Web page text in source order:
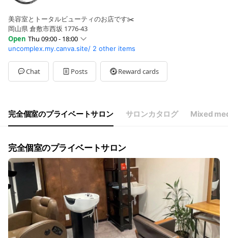
美容室とトータルビューティのお店です✂️
岡山県 倉敷市西坂 1776-43
Open Thu 09:00 - 18:00
Sun09:00 - 18:00
Mon09:00 - 18:00
Tue09:00 - 18:00
Wed09:00 - 18:00
Sat 09:00 - 18:00
不定休🎌 月曜日はヘアは休み
uncomplex.my.canva.site/ 2 other items
Chat Posts Reward cards
完全個室のプライベートサロン サロンカタログ Mixed
完全個室のプライベートサロン